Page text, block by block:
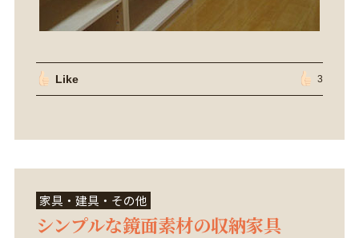
Like 3
家具・建具・その他
シンプルな鏡面素材の収納家具